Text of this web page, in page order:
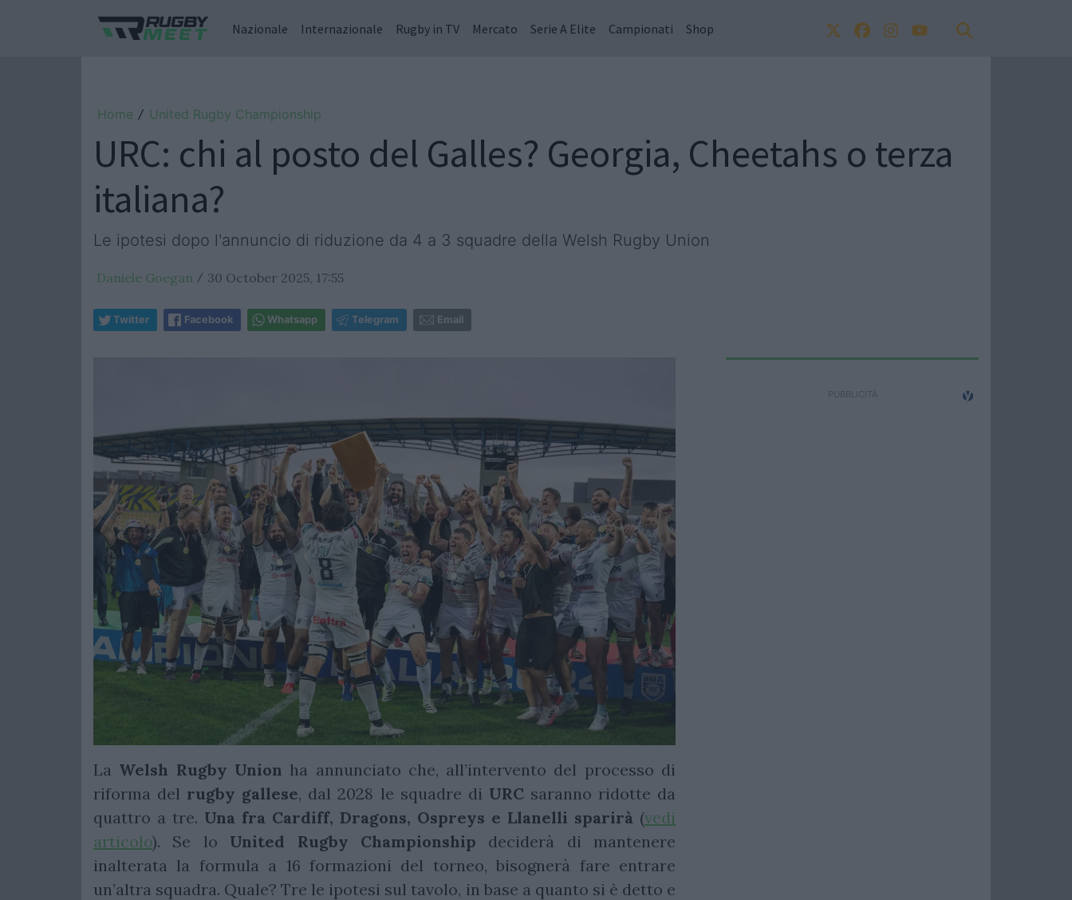
Nazionale Internazionale Rugby in TV Mercato Serie A Elite Campionati Shop
Home / United Rugby Championship
URC: chi al posto del Galles? Georgia, Cheetahs o terza
italiana?
Le ipotesi dopo l'annuncio di riduzione da 4 a 3 squadre della Welsh Rugby Union
Daniele Goegan / 30 October 2025, 17:55
Twitter Facebook Whatsapp Telegram Email
La Welsh Rugby Union ha annunciato che, all’intervento del processo di
riforma del rugby gallese, dal 2028 le squadre di URCsaranno ridotte da
quattro a tre. Una fra Cardiff, Dragons, Ospreys e Llanelli sparirà (vedi
articolo). Se lo United Rugby Championship deciderà di mantenere
inalterata la formula a 16 formazioni del torneo, bisognerà fare entrare
un’altra squadra. Quale? Tre le ipotesi sul tavolo, in base a quanto si è detto e